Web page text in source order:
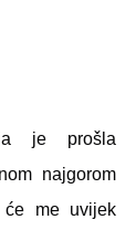
je prošla
najgorom
će me uvijek